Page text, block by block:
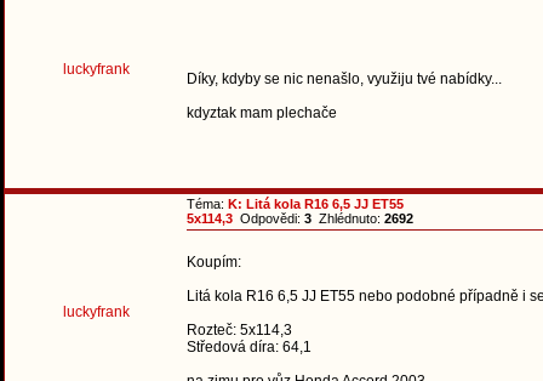
luckyfrank
Díky, kdyby se nic nenašlo, využiju tvé nabídky...
kdyztak mam plechače
luckyfrank
Téma: K: Litá kola R16 6,5 JJ ET55
5x114,3 Odpovědi: 3 Zhlédnuto: 2692
Koupím:
Litá kola R16 6,5 JJ ET55 nebo podobné případně i
Rozteč: 5x114,3
Středová díra: 64,1